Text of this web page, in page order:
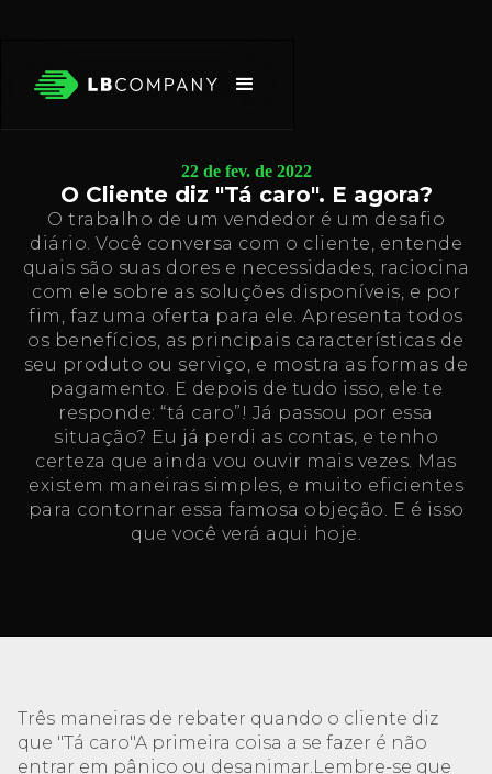
22 de fev. de 2022
O Cliente diz "Tá caro". E agora?
O trabalho de um vendedor é um desafio
diário. Você conversa com o cliente, entende
quais são suas dores e necessidades, raciocina
com ele sobre as soluções disponíveis, e por
fim, faz uma oferta para ele. Apresenta todos
os benefícios, as principais características de
seu produto ou serviço, e mostra as formas de
pagamento. E depois de tudo isso, ele te
responde: “tá caro”! Já passou por essa
situação? Eu já perdi as contas, e tenho
certeza que ainda vou ouvir mais vezes. Mas
existem maneiras simples, e muito eficientes
para contornar essa famosa objeção. E é isso
que você verá aqui hoje.
Três maneiras de rebater quando o cliente diz
que "Tá caro"A primeira coisa a se fazer é não
entrar em pânico ou desanimar.Lembre-se que